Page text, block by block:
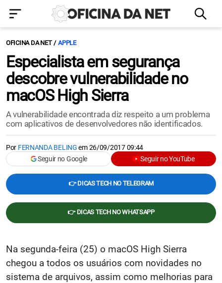
OFICINA DA NET APPLE
Especialista em segurança
descobre vulnerabilidade no
macOS High Sierra
A vulnerabilidade encontrada diz respeito a um problema
com aplicativos de desenvolvedores não identificados.
Por FERNANDA BELINGem26/09/2017 09:44
Seguir no Google
Seguir no YouTube
👉 DICAS TECH NO TELEGRAM
👉 DICAS TECH NO WHATSAPP
Na segunda-feira (25) o macOS High Sierra
chegou a todos os usuários com novidades no
sistema de arquivos, assim como melhorias para